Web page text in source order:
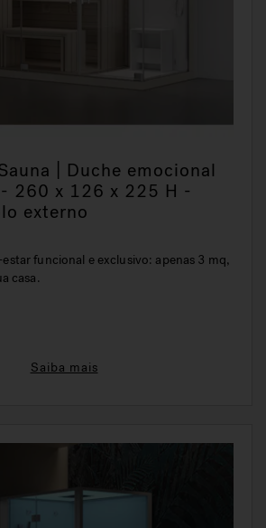
| Duche emocional
260 x 126 x 225 H -
externo
funcional e exclusivo: apenas 3 mq,
casa.
Saiba mais